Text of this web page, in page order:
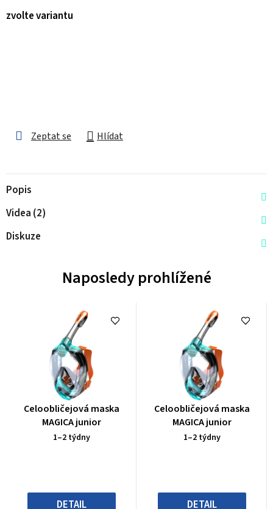
zvolte variantu
Zeptat se Hlídat
Popis
Videa (2)
Diskuze
Naposledy prohlížené
Průměrné
hodnocení
produktu
hvězdiček.
Celoobličejová maska
MAGICA junior
1–2 týdny
DETAIL
Průměrné
hodnocení
produktu
hvězdiček.
Celoobličejová maska
MAGICA junior
1–2 týdny
DETAIL